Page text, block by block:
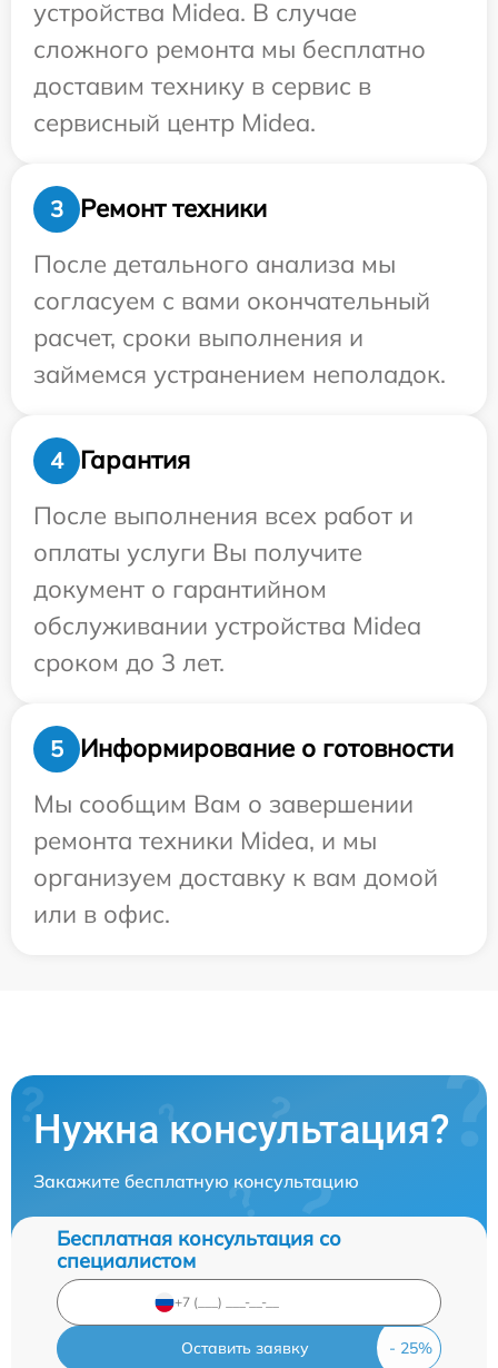
устройства Midea. В случае
сложного ремонта мы бесплатно
доставим технику в сервис в
сервисный центр Midea.
3
Ремонт техники
После детального анализа мы
согласуем с вами окончательный
расчет, сроки выполнения и
займемся устранением неполадок.
4
Гарантия
После выполнения всех работ и
оплаты услуги Вы получите
документ о гарантийном
обслуживании устройства Midea
сроком до 3 лет.
5
Информирование о готовности
Мы сообщим Вам о завершении
ремонта техники Midea, и мы
организуем доставку к вам домой
или в офис.
Нужна консультация?
Закажите бесплатную консультацию
Бесплатная консультация со
специалистом
Оставить заявку